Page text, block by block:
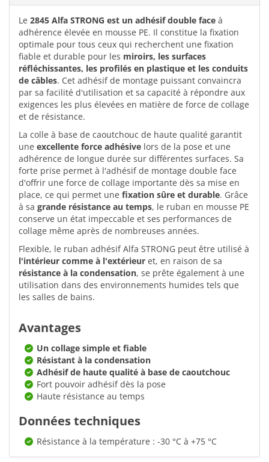
Le 2845 Alfa STRONG est un adhésif double face à
adhérence élevée en mousse PE. Il constitue la fixation
optimale pour tous ceux qui recherchent une fixation
fiable et durable pour les miroirs, les surfaces
réfléchissantes, les profilés en plastique et les conduits
de câbles. Cet adhésif de montage puissant convaincra
par sa facilité d'utilisation et sa capacité à répondre aux
exigences les plus élevées en matière de force de collage
et de résistance.
La colle à base de caoutchouc de haute qualité garantit
une excellente force adhésive lors de la pose et une
adhérence de longue durée sur différentes surfaces. Sa
forte prise permet à l'adhésif de montage double face
d'offrir une force de collage importante dès sa mise en
place, ce qui permet une fixation sûre et durable. Grâce
à sa grande résistance au temps, le ruban en mousse PE
conserve un état impeccable et ses performances de
collage même après de nombreuses années.
Flexible, le ruban adhésif Alfa STRONG peut être utilisé à
l'intérieur comme à l'extérieur et, en raison de sa
résistance à la condensation, se prête également à une
utilisation dans des environnements humides tels que
les salles de bains.
Avantages
Un collage simple et fiable
Résistant à la condensation
Adhésif de haute qualité à base de caoutchouc
Fort pouvoir adhésif dès la pose
Haute résistance au temps
Données techniques
Résistance à la température : -30 °C à +75 °C